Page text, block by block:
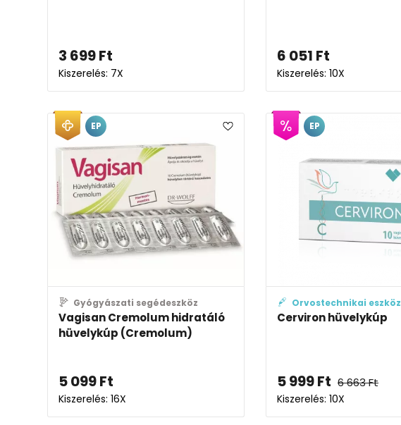
3 699Ft
Kiszerelés: 7X
6 051 Ft
Kiszerelés: 10X
Gyógyászati segédeszköz
Vagisan Cremolum hidratáló
hüvelykúp (Cremolum)
5 099Ft
Kiszerelés: 16X
EP
Orvostechnikai eszköz
Cerviron hüvelykúp
5 999Ft 6 663Ft
Kiszerelés: 10X
EP